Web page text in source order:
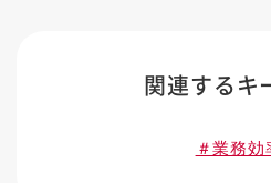
関連するキ
＃業務効